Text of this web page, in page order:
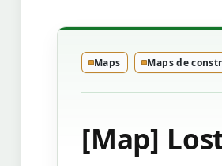
Maps Maps de
[Map]